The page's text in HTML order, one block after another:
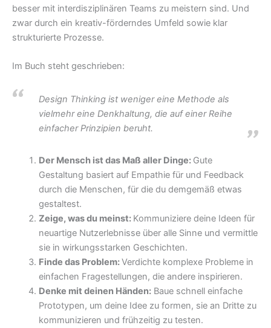
besser mit interdisziplinären Teams zu meistern sind. Und
zwar durch ein kreativ-förderndes Umfeld sowie klar
strukturierte Prozesse.
Im Buch steht geschrieben:
Design Thinking ist weniger eine Methode als
vielmehr eine Denkhaltung, die auf einer Reihe
einfacher Prinzipien beruht.
Der Mensch ist das Maß aller Dinge: Gute
Gestaltung basiert auf Empathie für und Feedback
durch die Menschen, für die du demgemäß etwas
gestaltest.
Zeige, was du meinst: Kommuniziere deine Ideen für
neuartige Nutzerlebnisse über alle Sinne und vermittle
sie in wirkungsstarken Geschichten.
Finde das Problem:Verdichte komplexe Probleme in
einfachen Fragestellungen, die andere inspirieren.
Denke mit deinen Händen:Baue schnell einfache
Prototypen, um deine Idee zu formen, sie an Dritte zu
kommunizieren und frühzeitig zu testen.